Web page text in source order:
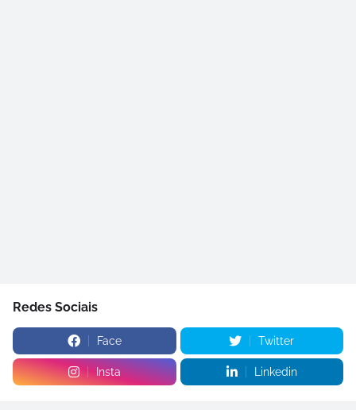
Redes Sociais
Face Twitter
Insta Linkedin